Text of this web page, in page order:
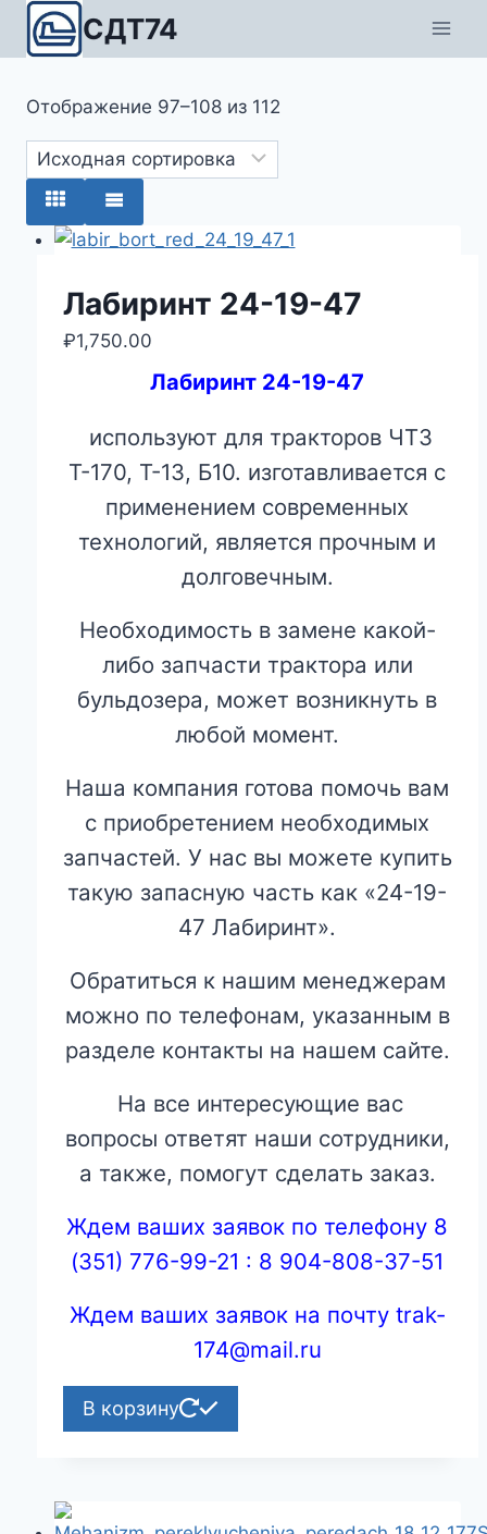
Перейти СДТ74
Отображение 97–108 из 112
Лабиринт 24-19-47
₽1,750.00
Лабиринт 24-19-47
используют для тракторов ЧТЗ
Т-170, Т-13, Б10. изготавливается с
применением современных
технологий, является прочным и
долговечным.
Необходимость в замене какой-
либо запчасти трактора или
бульдозера, может возникнуть в
любой момент.
Наша компания готова помочь вам
с приобретением необходимых
запчастей. У нас вы можете купить
такую запасную часть как «24-19-
47 Лабиринт».
Обратиться к нашим менеджерам
можно по телефонам, указанным в
разделе контакты на нашем сайте.
На все интересующие вас
вопросы ответят наши сотрудники,
а также, помогут сделать заказ.
Ждем ваших заявок по телефону 8
(351) 776-99-21 : 8 904-808-37-51
Ждем ваших заявок на почту trak-
174@mail.ru
В корзину